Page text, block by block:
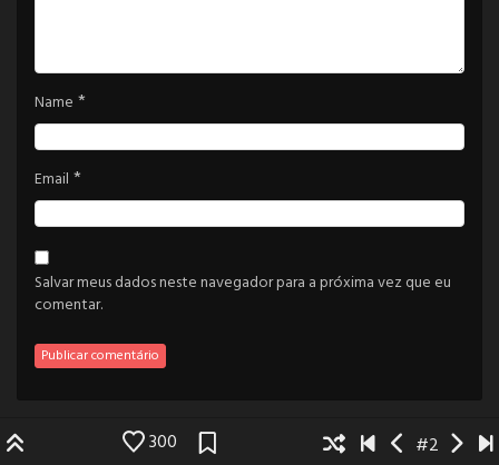
Name *
Email *
Salvar meus dados neste navegador para a próxima vez que eu
comentar.
300 #2